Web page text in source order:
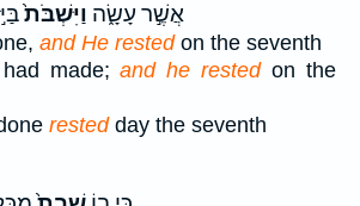
אֲשֶׁ֣ר עָשָׂ֑ה וַיִּשְׁבֹּת֙
and He restedon the seventh
made;and he restedon the
restedday the seventh